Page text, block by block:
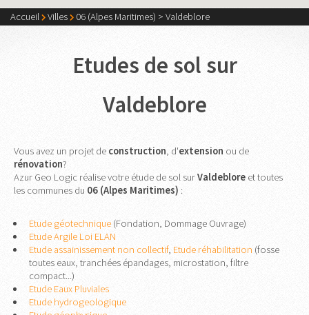
Accueil Villes 06 (Alpes Maritimes) > Valdeblore
Etudes de sol sur
Valdeblore
Vous avez un projet de construction , d'extension ou de
rénovation?
Azur Geo Logic réalise votre étude de sol surValdeblore et toutes
les communes du 06 (Alpes Maritimes) :
Etude géotechnique(Fondation, Dommage Ouvrage)
Etude Argile Loi ELAN
Etude assainissement non collectif, Etude réhabilitation (fosse
toutes eaux, tranchées épandages, microstation, filtre
compact...)
Etude Eaux Pluviales
Etude hydrogeologique